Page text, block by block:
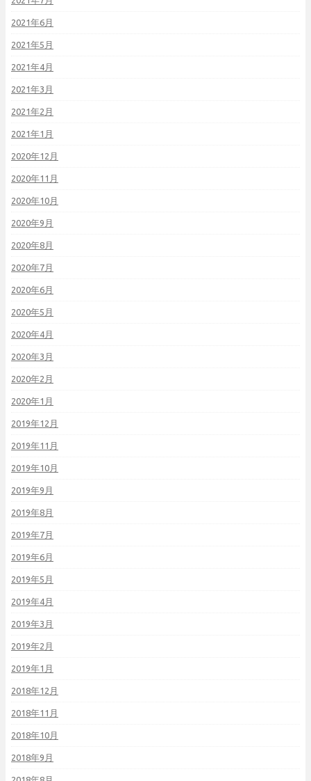
2021年6月
2021年5月
2021年4月
2021年3月
2021年2月
2021年1月
2020年12月
2020年11月
2020年10月
2020年9月
2020年8月
2020年7月
2020年6月
2020年5月
2020年4月
2020年3月
2020年2月
2020年1月
2019年12月
2019年11月
2019年10月
2019年9月
2019年8月
2019年7月
2019年6月
2019年5月
2019年4月
2019年3月
2019年2月
2019年1月
2018年12月
2018年11月
2018年10月
2018年9月